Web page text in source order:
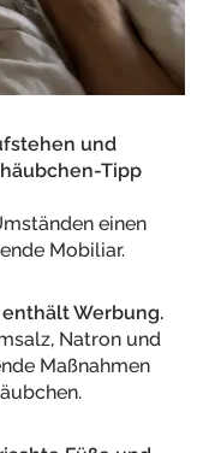
und
Tipp
einen
Mobiliar.
Werbung.
Natron und
Maßnahmen